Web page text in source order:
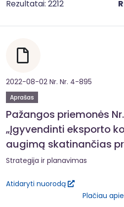
Rezultatai: 2212
2022-08-02 Nr. Nr. 4-895
Aprašas
Pažangos priemonės
„Įgyvendinti eksporto
augimą skatinančias
Strategija ir planavimas
Atidaryti nuorodą
Plačiau